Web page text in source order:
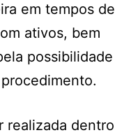
em tempos de
ativos, bem
possibilidade
realizada dentro